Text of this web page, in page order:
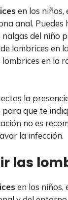
en los niños,
anal.
del niño
lombrices en
lombrices en la
la
para que te
no es
la infección.
las
en los